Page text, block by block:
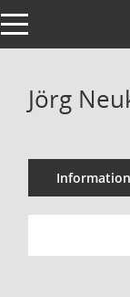
Toggle navigation
Jörg